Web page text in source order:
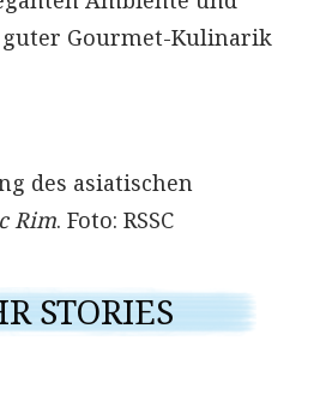
Gourmet-Kulinarik
des asiatischen
Rim. Foto: RSSC
STORIES